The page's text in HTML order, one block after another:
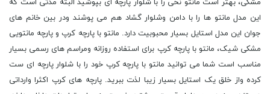
مشکی، بهتر است مانتو نخی را با شلوار پارچه ای بپوشید البته مدتی است که
این مدل مانتو ها را با دامن وشلوار گشاد هم می پوشند ودر بین خانم های
جوان این مدل استایل بسیار محبوبیت دارد. مانتو با پارچه کرپ و پارچه مانتویی
مشکی شیک، مانتو با پارچه کرپ برای استفاده روزانه ومراسم های رسمی بسیار
مناسب است شما می توانید مانتو با پارچه کرپ خود را با شلوار پارچه ای ست
کرده واز خلق یک استایل بسیار زیبا لذت ببرید. پارچه های کرپ اکثرا وارداتی